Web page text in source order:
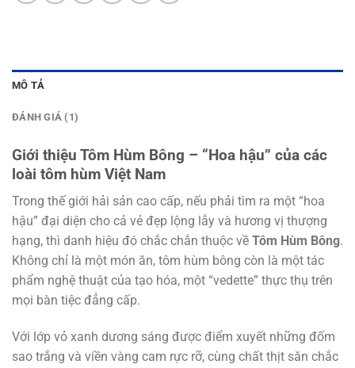
MÔ TẢ
ĐÁNH GIÁ (1)
Giới thiệu Tôm Hùm Bông – “Hoa hậu” của các
loài tôm hùm Việt Nam
Trong thế giới hải sản cao cấp, nếu phải tìm ra một “hoa
hậu” đại diện cho cả vẻ đẹp lộng lẫy và hương vị thượng
hạng, thì danh hiệu đó chắc chắn thuộc về Tôm Hùm Bông.
Không chỉ là một món ăn, tôm hùm bông còn là một tác
phẩm nghệ thuật của tạo hóa, một “vedette” thực thụ trên
mọi bàn tiệc đẳng cấp.
Với lớp vỏ xanh dương sáng được điểm xuyết những đốm
sao trắng và viền vàng cam rực rỡ, cùng chất thịt săn chắc